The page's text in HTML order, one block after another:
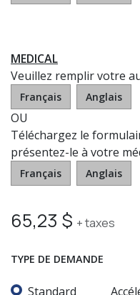
MEDICAL
Veuillez remplir votre
Français Anglais
OU
Téléchargez le
présentez-le à votre
Français Anglais
65,23 $ + taxes
TYPE DE DEMANDE
Standard